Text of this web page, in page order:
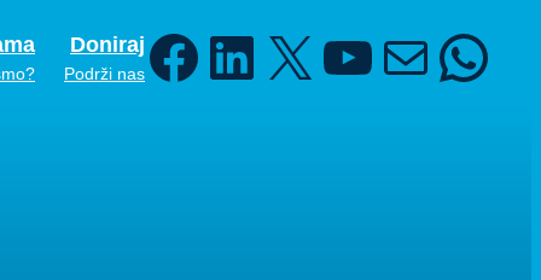
Doniraj
Podrži nas
FacebookLinkedIn
X YouTube
Mail